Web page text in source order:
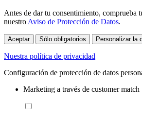
Antes de dar tu consentimiento, comprueba
nuestro Aviso de Protección de Datos.
Aceptar Sólo obligatorios Personalizar la
Nuestra política de privacidad
Configuración de protección de datos
Marketing a través de customer match